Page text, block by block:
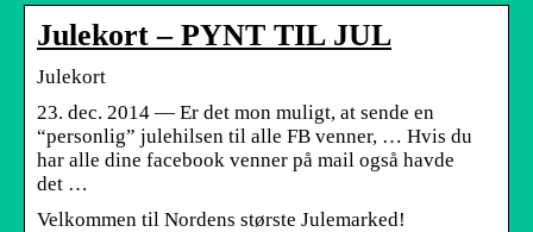
Julekort – PYNT TIL JUL
Julekort
23. dec. 2014 — Er det mon muligt, at sende en
“personlig” julehilsen til alle FB venner, … Hvis du
har alle dine facebook venner på mail også havde
det …
Velkommen til Nordens største Julemarked!